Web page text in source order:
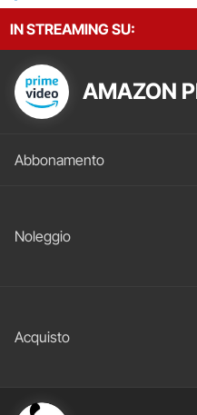
IN STREAMING SU:
AMAZON